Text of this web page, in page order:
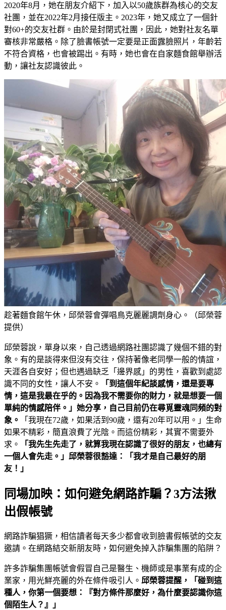
2020年8月，她在朋友介紹下，加入以50歲族群為核心的交友
社團，並在2022年2月接任版主。2023年，她又成立了一個針
對60+的交友社群。由於是封閉式社團，因此，她對社友名單
審核非常嚴格。除了臉書帳號一定要是正面露臉照片，年齡若
不符合資格，也會被踢出。有時，她也會在自家麵食館舉辦活
動，讓社友認識彼此。
趁著麵食館午休，邱榮蓉會彈唱鳥克麗麗調劑身心。（邱榮蓉
提供）
邱榮蓉說，單身以來，自己透過網路社團認識了幾個不錯的對
象。有的是談得來但沒有交往，保持著像老同學一般的情誼，
天涯各自安好；但也遇過缺乏「邊界感」的男性，喜歡到處認
識不同的女性，讓人不安。
「到這個年紀談感情，還是要專
情，這是我最在乎的。因為我不需要你的財力，就是想要一個
單純的情感陪伴。」她分享，自己目前仍在尋覓靈魂同頻的對
象。
「我現在72歲，如果活到90歲，還有20年可以用。」生命
如果不精彩，簡直浪費了光陰。而這份精彩，其實不需要外
求。
「我先生先走了，就算我現在認識了很好的朋友，也總有
一個人會先走。」邱榮蓉很豁達：「我才是自己最好的朋
友！」
同場加映：如何避免網路詐騙？3方法揪
出假帳號
網路詐騙猖獗，相信讀者每天多少都會收到臉書假帳號的交友
邀請。在網路結交新朋友時，如何避免掉入詐騙集團的陷阱？
許多詐騙集團帳號會假冒自己是醫生、機師或是事業有成的企
業家，用光鮮亮麗的外在條件吸引人。 邱榮蓉提醒，「碰到這
種人，你第一個要想：『對方條件那麼好，為什麼要認識你這
個陌生人？』」